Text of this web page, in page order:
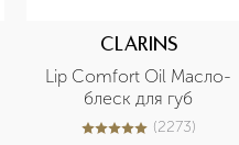
CLARINS
Lip Comfort Oil Масло-
блеск для губ
5из 52273 (2273)